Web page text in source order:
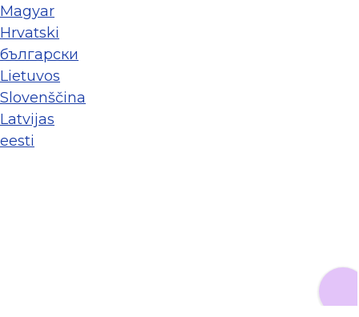
Magyar
Hrvatski
български
Lietuvos
Slovenščina
Latvijas
eesti